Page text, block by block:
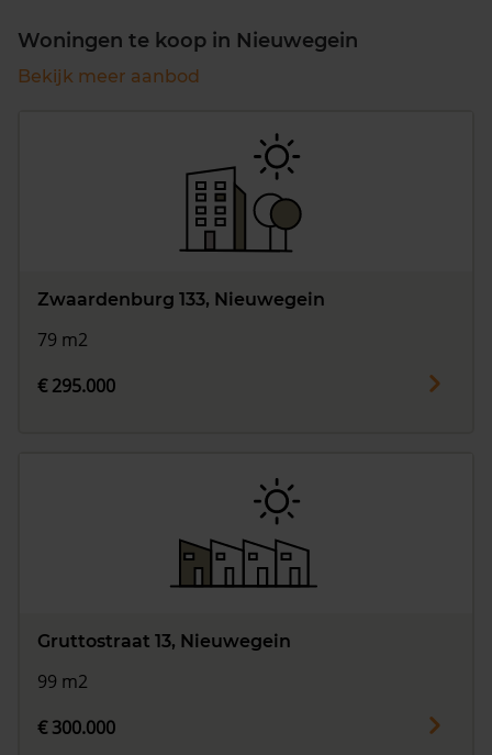
Woningen te koop in Nieuwegein
Bekijk meer aanbod
Zwaardenburg 133, Nieuwegein
79 m2
€ 295.000
Gruttostraat 13, Nieuwegein
99 m2
€ 300.000